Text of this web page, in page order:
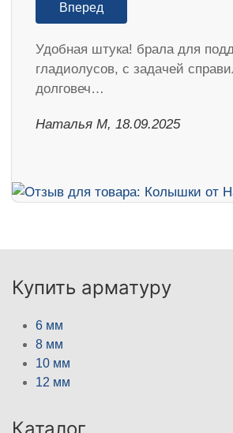
Вперед
Удобная штука! брала для
гладиолусов, с задачей
долговеч…
Наталья М, 18.09.2025
Купить арматуру
6 мм
8 мм
10 мм
12 мм